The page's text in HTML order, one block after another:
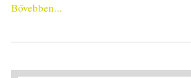
Bővebben...